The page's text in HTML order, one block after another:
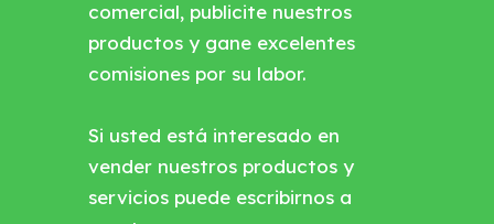
comercial, publicite nuestros
productos y gane excelentes
comisiones por su labor.
Si usted está interesado en
vender nuestros productos y
servicios puede escribirnos a